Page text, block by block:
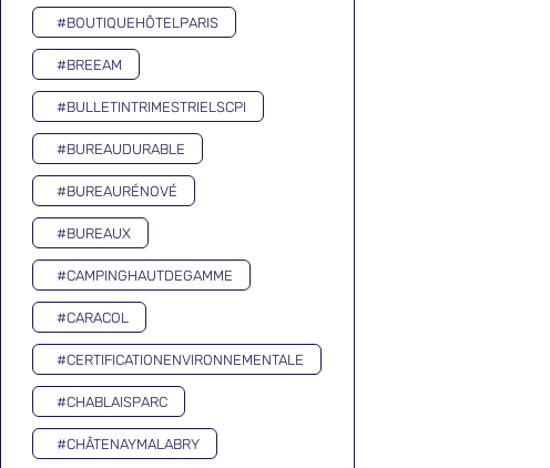
#BOUTIQUEHÔTELPARIS
#BREEAM
#BULLETINTRIMESTRIELSCPI
#BUREAUDURABLE
#BUREAURÉNOVÉ
#BUREAUX
#CAMPINGHAUTDEGAMME
#CARACOL
#CERTIFICATIONENVIRONNEMENTALE
#CHABLAISPARC
#CHÂTENAYMALABRY